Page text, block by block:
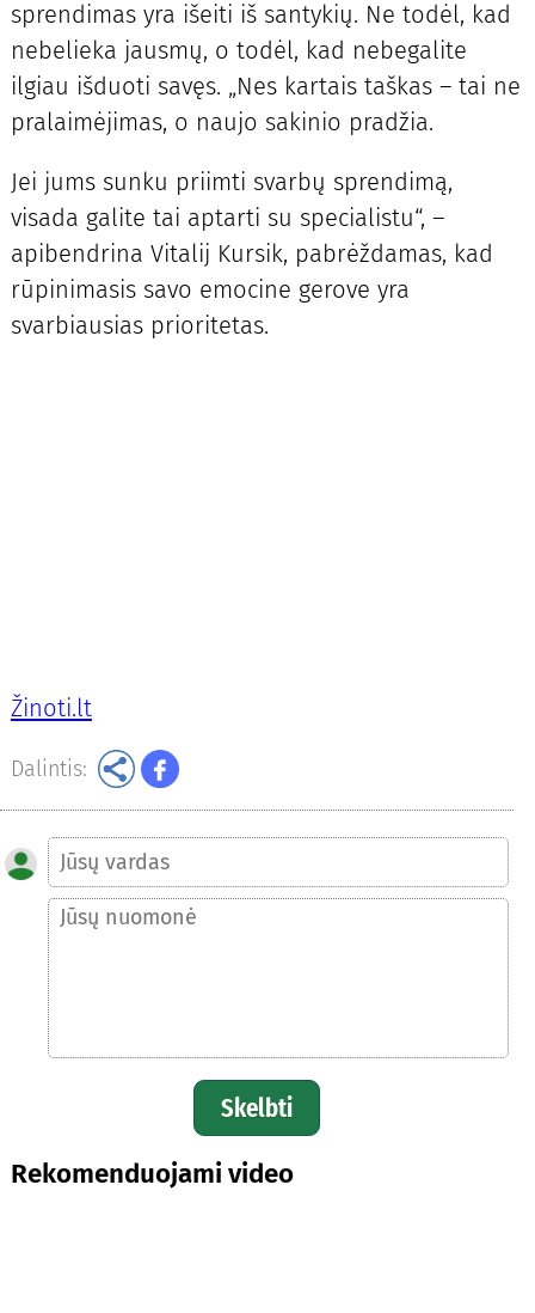
sprendimas yra išeiti iš santykių. Ne todėl, kad
nebelieka jausmų, o todėl, kad nebegalite
ilgiau išduoti savęs. „Nes kartais taškas – tai ne
pralaimėjimas, o naujo sakinio pradžia.
Jei jums sunku priimti svarbų sprendimą,
visada galite tai aptarti su specialistu“, –
apibendrina Vitalij Kursik, pabrėždamas, kad
rūpinimasis savo emocine gerove yra
svarbiausias prioritetas.
Žinoti.lt
Dalintis:
Skelbti
Rekomenduojami video